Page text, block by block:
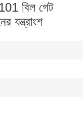
বিল গেট
যন্ত্রাংশ